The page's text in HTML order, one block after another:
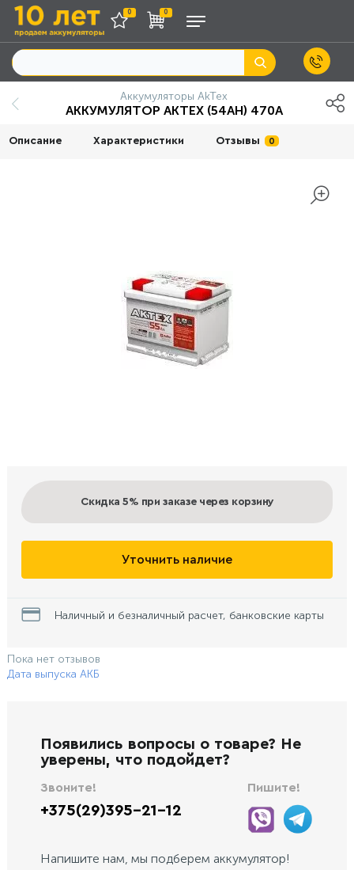
0 0
Аккумуляторы AkTex
АККУМУЛЯТОР AKTEX (54AH) 470A
Описание Характеристики Отзывы 0
Скидка 5% при заказе через корзину
Уточнить наличие
Наличный и безналичный расчет, банковские карты
Пока нет отзывов
Дата выпуска АКБ
Появились вопросы о товаре? Не
уверены, что подойдет?
Звоните!
+375(29)395-21-12
Пишите!
Напишите нам, мы подберем аккумулятор!